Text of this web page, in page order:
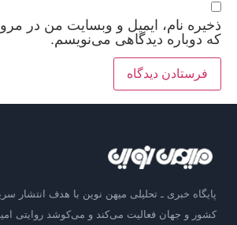
ذخیره نام، ایمیل و وبسایت من در
که دوباره دیدگاهی می‌نویسم.
پایگاه خبری ـ تحلیلی میهن نوین با هدف انتشار
کشور و جهان فعالیت می‌کند و می‌کوشد روایتی امین